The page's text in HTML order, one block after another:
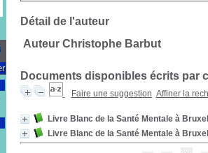
Détail de l'auteur
Auteur Christophe Barbut
Documents disponibles écrits par
Faire une suggestion Affiner la
Livre Blanc de la Santé Mentale à
Livre Blanc de la Santé Mentale à